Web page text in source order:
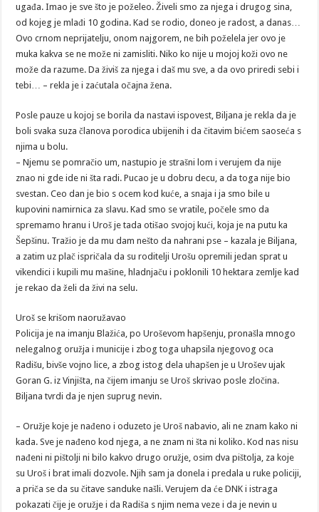
ugađa. Imao je sve što je poželeo. Živeli smo za njega i drugog sina,
od kojeg je mlađi 10 godina. Kad se rodio, doneo je radost, a danas…
Ovo crnom neprijatelju, onom najgorem, ne bih poželela jer ovo je
muka kakva se ne može ni zamisliti. Niko ko nije u mojoj koži ovo ne
može da razume. Da živiš za njega i daš mu sve, a da ovo priredi sebi i
tebi… – rekla je i zaćutala očajna žena.
Posle pauze u kojoj se borila da nastavi ispovest, Biljana je rekla da je
boli svaka suza članova porodica ubijenih i da čitavim bićem saoseća s
njima u bolu.
– Njemu se pomračio um, nastupio je strašni lom i verujem da nije
znao ni gde ide ni šta radi. Pucao je u dobru decu, a da toga nije bio
svestan. Ceo dan je bio s ocem kod kuće, a snaja i ja smo bile u
kupovini namirnica za slavu. Kad smo se vratile, počele smo da
spremamo hranu i Uroš je tada otišao svojoj kući, koja je na putu ka
Šepšinu. Tražio je da mu dam nešto da nahrani pse – kazala je Biljana,
a zatim uz plač ispričala da su roditelji Urošu opremili jedan sprat u
vikendici i kupili mu mašine, hladnjaču i poklonili 10 hektara zemlje kad
je rekao da želi da živi na selu.
Uroš se krišom naoružavao
Policija je na imanju Blažića, po Uroševom hapšenju, pronašla mnogo
nelegalnog oružja i municije i zbog toga uhapsila njegovog oca
Radišu, bivše vojno lice, a zbog istog dela uhapšen je u Urošev ujak
Goran G. iz Vinjišta, na čijem imanju se Uroš skrivao posle zločina.
Biljana tvrdi da je njen suprug nevin.
– Oružje koje je nađeno i oduzeto je Uroš nabavio, ali ne znam kako ni
kada. Sve je nađeno kod njega, a ne znam ni šta ni koliko. Kod nas nisu
nađeni ni pištolji ni bilo kakvo drugo oružje, osim dva pištolja, za koje
su Uroš i brat imali dozvole. Njih sam ja donela i predala u ruke policiji,
a priča se da su čitave sanduke našli. Verujem da će DNK i istraga
pokazati čije je oružje i da Radiša s njim nema veze i da je nevin u